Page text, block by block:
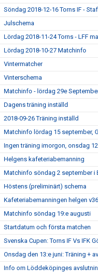
Söndag 2018-12-16 Torns IF -
Julschema
Lördag 2018-11-24 Torns - LFF
Lördag 2018-10-27 Matchinfo
Vintermatcher
Vinterschema
Matchinfo - lördag 29e
Dagens träning inställd
2018-09-26 Träning inställd
Matchinfo lördag 15 september,
Ingen träning imorgon, onsdag
Helgens kafeteriabemanning
Matchinfo söndag 2 september i
Höstens (preliminärt) schema
Kafeteriabemanningen helgen v36
Matchinfo söndag 19:e augusti
Startdatum och första matchen
Svenska Cupen: Torns IF Vs IFK
Onsdag den 13:e juni: Träning +
Info om Löddeköpinges